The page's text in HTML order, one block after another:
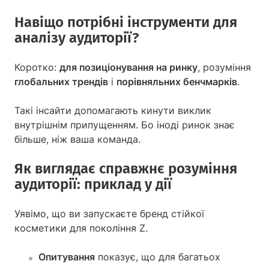
Навіщо потрібні інструменти для
аналізу аудиторії?
Коротко: для позиціонування на ринку, розуміння
глобальних трендів і порівняльних бенчмарків.
Такі інсайти допомагають кинути виклик
внутрішнім припущенням. Бо іноді ринок знає
більше, ніж ваша команда.
Як виглядає справжнє розуміння
аудиторії: приклад у дії
Уявімо, що ви запускаєте бренд стійкої
косметики для покоління Z.
Опитування показує, що для багатьох